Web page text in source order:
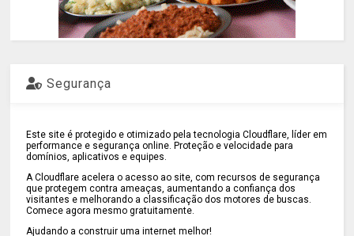
Segurança
Este site é protegido e otimizado pela tecnologia Cloudflare, líder em
performance e segurança online. Proteção e velocidade para
domínios, aplicativos e equipes.
A Cloudflare acelera o acesso ao site, com recursos de segurança
que protegem contra ameaças, aumentando a confiança dos
visitantes e melhorando a classificação dos motores de buscas.
Comece agora mesmo gratuitamente.
Ajudando a construir uma internet melhor!